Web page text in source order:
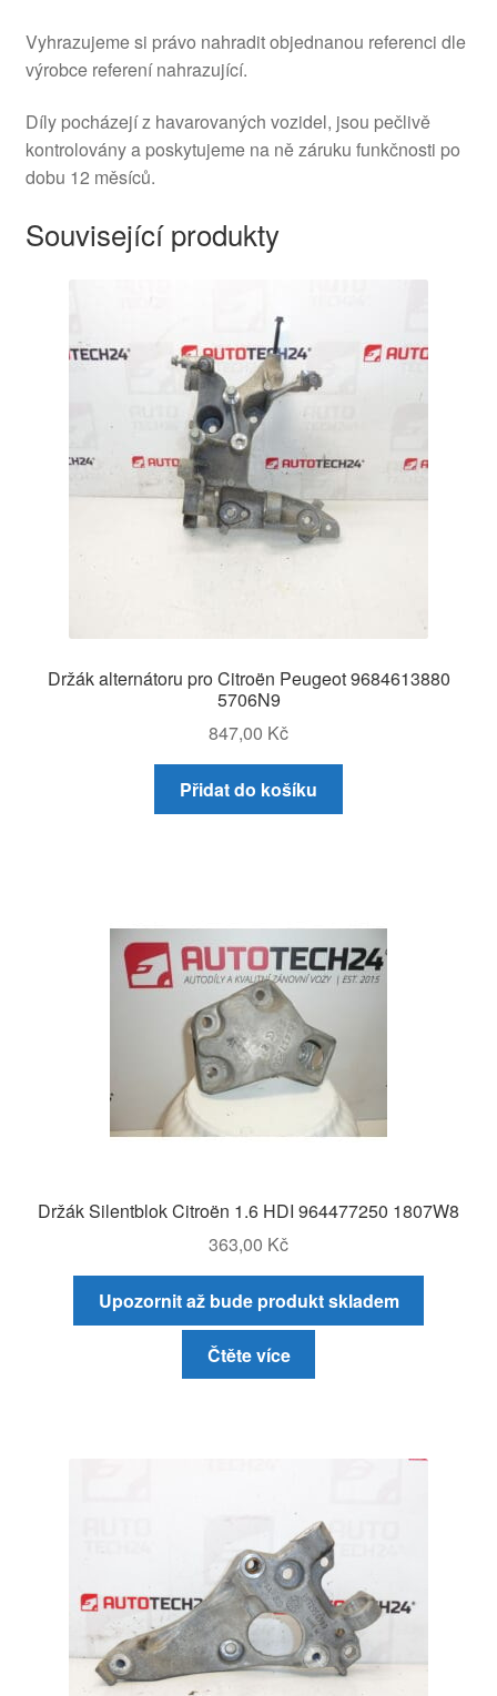
Vyhrazujeme si právo nahradit objednanou referenci dle
výrobce referení nahrazující.
Díly pocházejí z havarovaných vozidel, jsou pečlivě
kontrolovány a poskytujeme na ně záruku funkčnosti po
dobu 12 měsíců.
Související produkty
Držák alternátoru pro Citroën Peugeot 9684613880
5706N9
847,00 Kč
Přidat do košíku
Držák Silentblok Citroën 1.6 HDI 964477250 1807W8
363,00 Kč
Upozornit až bude produkt skladem
Čtěte více